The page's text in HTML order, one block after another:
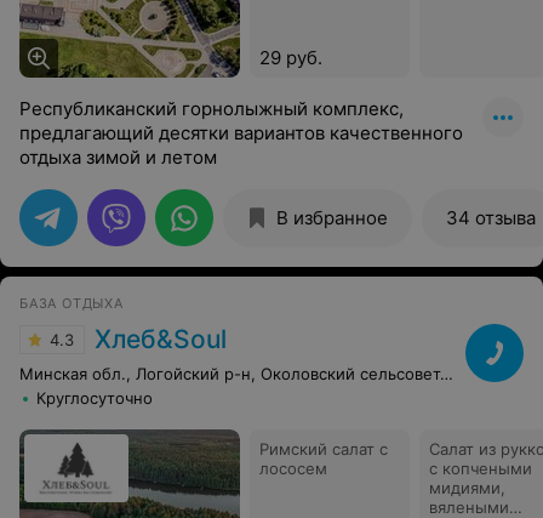
29 руб.
Республиканский горнолыжный комплекс,
предлагающий десятки вариантов качественного
отдыха зимой и летом
В избранное 34 отзыва
БАЗА ОТДЫХА
4.3 Хлеб&Soul
Минская обл., Логойский р-н, Околовский сельсовет, 4
Круглосуточно
Римский салат с
лососем
Салат из
с копчеными
мидиями,
вялеными